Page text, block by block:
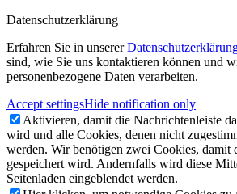
Datenschutzerklärung
Erfahren Sie in unserer
sind, wie Sie uns kontaktieren können und
personenbezogene Daten verarbeiten.
Accept settingsHide notification only
Aktivieren, damit die Nachrichtenleiste
wird und alle Cookies, denen nicht
werden. Wir benötigen zwei Cookies, damit
gespeichert wird. Andernfalls wird diese
Seitenladen eingeblendet werden.